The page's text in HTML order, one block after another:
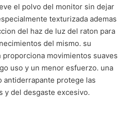
el polvo del monitor sin dejar
texturizada ademas
del haz de luz del raton para
del mismo. su
movimientos suaves
uso y un menor esfuerzo. una
antiderrapante protege las
y del desgaste excesivo.